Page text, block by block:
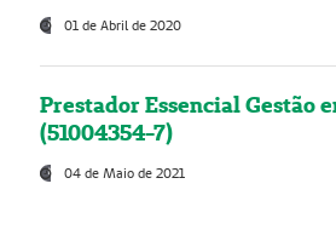
01 de Abril de 2020
Prestador Essencial Gestão
(51004354-7)
04 de Maio de 2021